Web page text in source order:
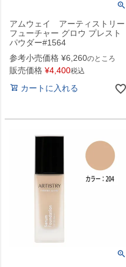
アムウェイ アーティストリー
フューチャー グロウ プレスト
パウダー#1564
参考小売価格 ¥6,260のところ
販売価格 ¥4,400税込
カートに入れる